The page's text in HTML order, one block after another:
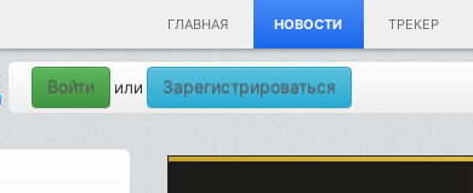
ГЛАВНАЯ НОВОСТИ ТРЕКЕР
Войти или Зарегистрироваться